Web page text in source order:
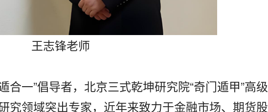
王志锋老师
合一”倡导者，北京三式乾坤研究院“奇门遁甲”高级
究领域突出专家，近年来致力于金融市场、期货股